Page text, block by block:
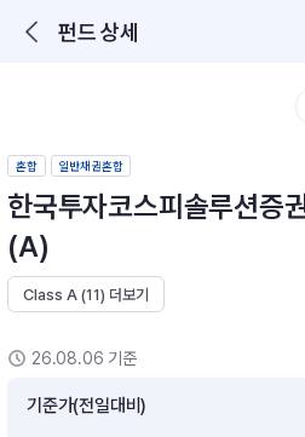
펀드 상세
혼합 일반채권혼합
한국투자코스피솔루션증
(A)
Class A (11) 더보기
26.08.06 기준
기준가(전일대비)
추천 메뉴
ETF 랭킹